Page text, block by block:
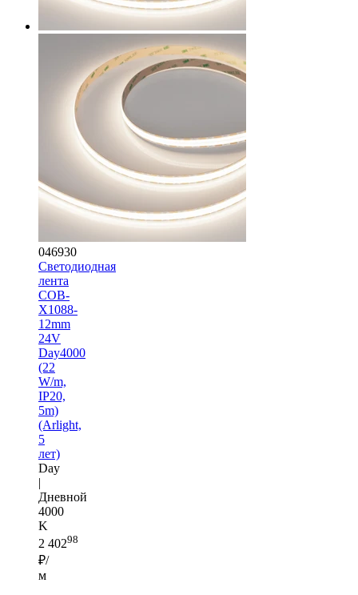
046930
Светодиодная
лента
COB-
X1088-
12mm
24V
Day4000
(22
W/m,
IP20,
5m)
(Arlight,
5
лет)
Day
|
Дневной
4000
K
2 40298
₽/
м